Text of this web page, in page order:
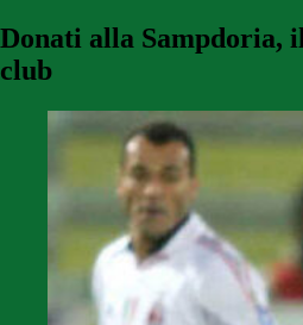
Donati alla Sampdoria,
club